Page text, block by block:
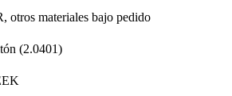
otros materiales bajo pedido
(2.0401)